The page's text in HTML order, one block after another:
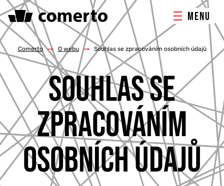
MENU
ONLINE MARKETING
TVORBA WEBU
PORADENSTVÍ & ŠKOLENÍ
REFERENCE
O NÁS
Comerto / O webu / Souhlas se zpracováním osobních údajů
SOUHLAS SE
ZPRACOVÁNÍM
OSOBNÍCH ÚDAJŮ